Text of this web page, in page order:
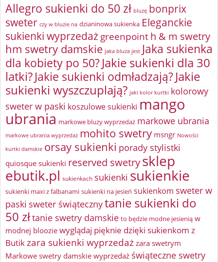
Allegro sukienki do 50 zł bluzę bonprix
sweter czy w bluzie na dzianinowa sukienka Eleganckie
sukienki wyprzedaż greenpointh & m swetry
hm swetry damskie jaka bluza jest Jaka sukienka
dla kobiety po 50?Jakie sukienki dla 30
latki?Jakie sukienki odmładzają?Jakie
sukienki wyszczuplają? jaki kolor kurtki kolorowy
sweter w paski koszulowe sukienki mango
ubrania markowe bluzy wyprzedaż markowe ubrania
markowe ubrania wyprzedaż mohito swetry msngr Nowości
kurtki damskie orsay sukienki porady stylistki
quiosque sukienki reserved swetrysklep
ebutik.pl sukienkach sukienki sukienkie
sukienki maxi z falbanami sukienki na jesień sukienkom sweter w
paski sweter świątecznytanie sukienki do
50 złtanie swetry damskie to będzie modne jesienią w
modnej bloozie wyglądaj pięknie dzięki sukienkom z
Butikzara sukienki wyprzedażzara swetrym
Markowe swetry damskie wyprzedaż świąteczne swetry